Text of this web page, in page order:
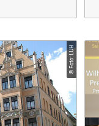
© Foto: LUH